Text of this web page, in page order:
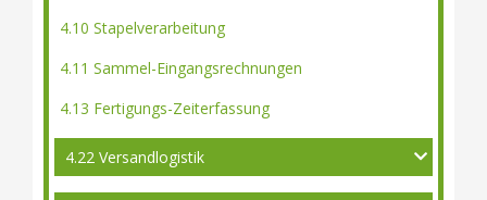
4.10 Stapelverarbeitung
4.11 Sammel-Eingangsrechnungen
4.13 Fertigungs-Zeiterfassung
4.22 Versandlogistik